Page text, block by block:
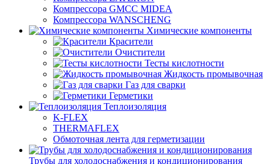
Компрессора GMCC MIDEA
Компрессора WANSCHENG
Химические компоненты
Красители
Очистители
Тесты кислотности
Жидкость промывочная
Газ для сварки
Герметики
Теплоизоляция
K-FLEX
THERMAFLEX
Обмоточная лента для герметизации
Трубы для холодоснабжения и кондиционирования